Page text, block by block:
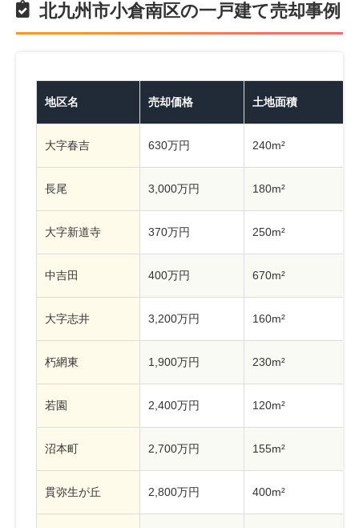
北九州市小倉南区の一戸建て売却事例
地区名 売却価格 土地面積
大字春吉 630万円 240m²
長尾 3,000万円 180m²
大字新道寺 370万円 250m²
中吉田 400万円 670m²
大字志井 3,200万円 160m²
朽網東 1,900万円 230m²
若園 2,400万円 120m²
沼本町 2,700万円 155m²
貫弥生が丘 2,800万円 400m²